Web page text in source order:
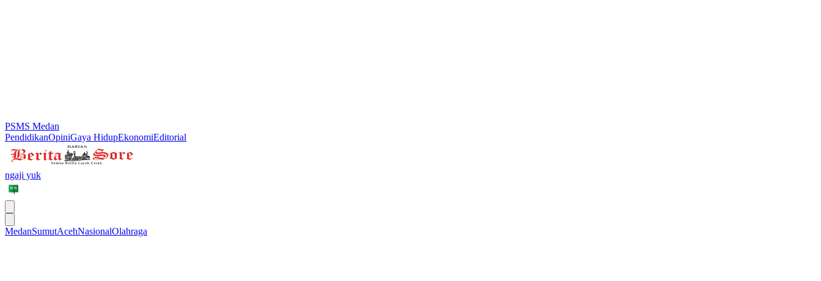
PSMS Medan
PendidikanOpiniGaya HidupEkonomiEditorial
ngaji yuk
MedanSumutAcehNasionalOlahraga